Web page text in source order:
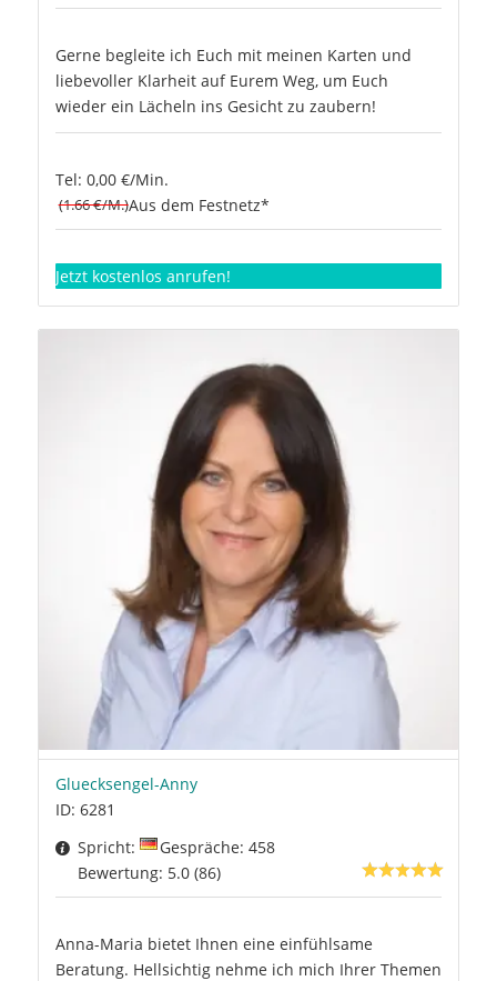
Gerne begleite ich Euch mit meinen Karten und
liebevoller Klarheit auf Eurem Weg, um Euch
wieder ein Lächeln ins Gesicht zu zaubern!
Tel: 0,00 €/Min.
(1.66 €/M.)Aus dem Festnetz*
Jetzt kostenlos anrufen!
Gluecksengel-Anny
ID: 6281
Spricht:
Gespräche: 458
Bewertung: 5.0 (86)
Anna-Maria bietet Ihnen eine einfühlsame
Beratung. Hellsichtig nehme ich mich Ihrer Themen